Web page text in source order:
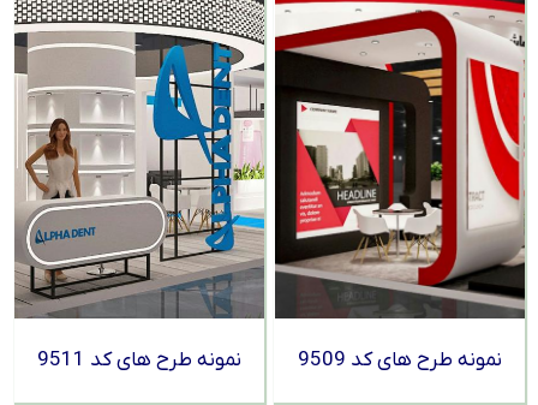
نمونه طرح های کد 9509 نمونه طرح های کد 9511